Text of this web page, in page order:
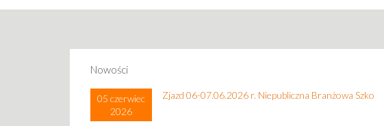
Nowości
05 czerwiec
2026
Zjazd 06-07.06.2026 r. Niepubliczna Branżowa Szko